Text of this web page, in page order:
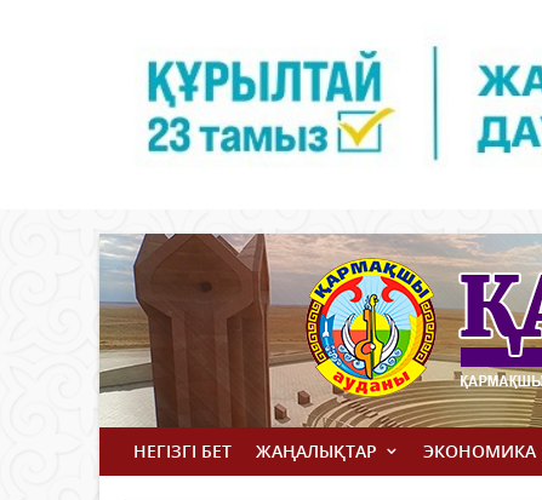
НЕГІЗГІ БЕТ ЖАҢАЛЫҚТАР ЭКОНОМИКА